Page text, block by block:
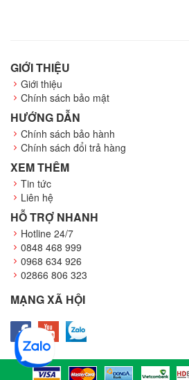
GIỚI THIỆU
Giới thiệu
Chính sách bảo mật
HƯỚNG DẪN
Chính sách bảo hành
Chính sách đổi trả hàng
XEM THÊM
Tin tức
Liên hệ
HỖ TRỢ NHANH
Hotline 24/7
0848 468 999
0968 634 926
02866 806 323
MẠNG XÃ HỘI